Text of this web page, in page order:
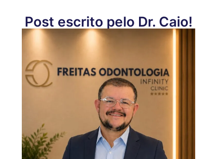
Post escrito pelo Dr. Caio!